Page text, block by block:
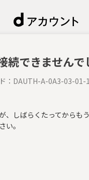
続できませんで
： DAUTH-A-0A3-03-01-
、しばらくたってからも
い。